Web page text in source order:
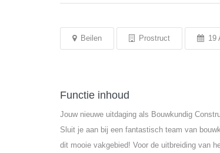
Beilen Prostruct 19
Functie inhoud
Jouw nieuwe uitdaging als Bouwkundig
Sluit je aan bij een fantastisch team van
dit mooie vakgebied! Voor de uitbreiding van